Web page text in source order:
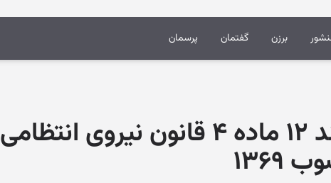
برزن گفتمان پرسمان
قانون الحاق سه تبصره به بند ۱۲ ماده ۴ قانون نیروی انتظامی